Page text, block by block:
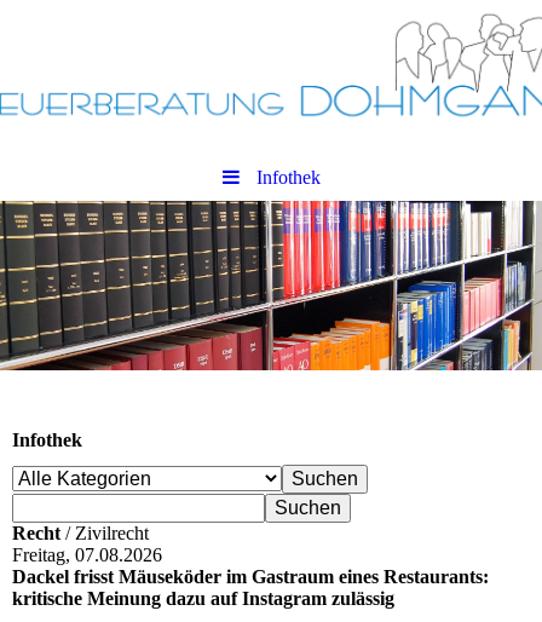
Infothek
Infothek
Recht / Zivilrecht
Freitag, 07.08.2026
Dackel frisst Mäuseköder im Gastraum eines Restaurants:
kritische Meinung dazu auf Instagram zulässig